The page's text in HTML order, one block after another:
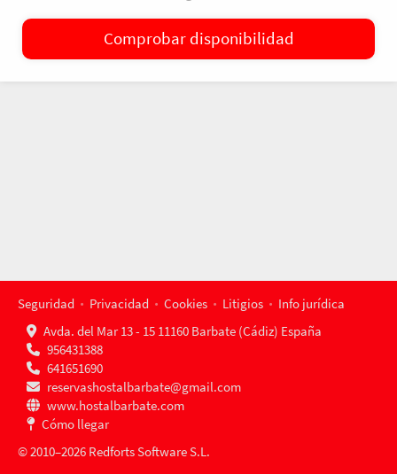
L M X J V S D
—= Solo salida ×= Sin disponibilidad
Comprobar disponibilidad
Seguridad Privacidad Cookies Litigios
Info jurídica
Avda. del Mar 13 - 15 11160 Barbate (Cádiz) España
956431388
641651690
reservashostalbarbate@gmail.com
www.hostalbarbate.com
Cómo llegar
© 2010–2026 Redforts Software S.L.